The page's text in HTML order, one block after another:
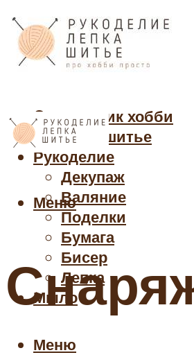
Cправочник хобби
Кройка и шитье
Рукоделие
Декупаж
Валяние
Поделки
Бумага
Бисер
Лепка
Мыло
Меню
Меню